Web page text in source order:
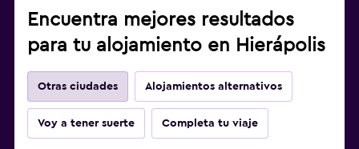
Encuentra mejores resultados
para tu alojamiento en Hierápolis
Otras ciudades Alojamientos alternativos
Voy a tener suerte Completa tu viaje